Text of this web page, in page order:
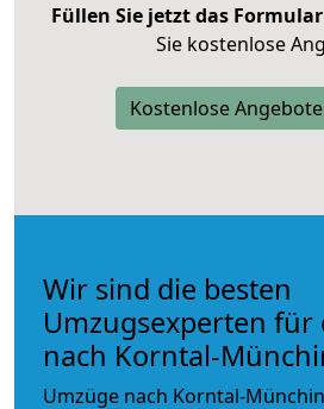
Füllen Sie jetzt das
Sie kostenlose
Kostenlose
Wir sind die besten
Umzugsexperten für
nach Korntal-
Umzüge nach Korntal-